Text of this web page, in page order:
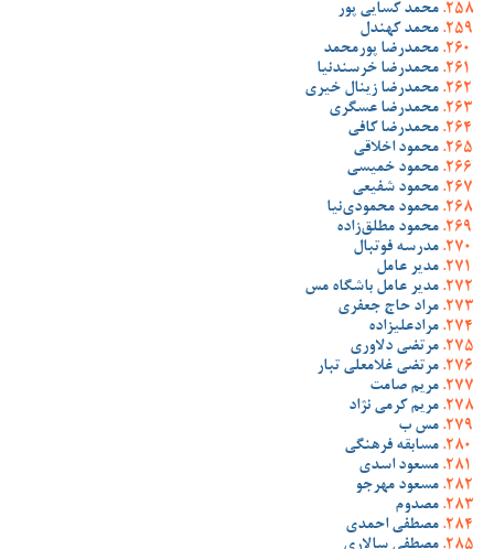
محمد کسایی پور
محمد کهندل
محمدرضا پورمحمد
محمدرضا خرسندنیا
محمدرضا زینال خیری
محمدرضا عسگری
محمدرضا کافی
محمود اخلاقی
محمود خمیسی
محمود شفیعی
محمود محمودی‌نیا
محمود مطلق‌زاده
مدرسه فوتبال
مدیر عامل
مدیر عامل باشگاه مس
مراد حاج جعفری
مرادعلیزاده
مرتضی دلاوری
مرتضی غلامعلی تبار
مریم صامت
مریم کرمی نژاد
مس ب
مسابقه فرهنگی
مسعود اسدی
مسعود مهرجو
مصدوم
مصطفی احمدی